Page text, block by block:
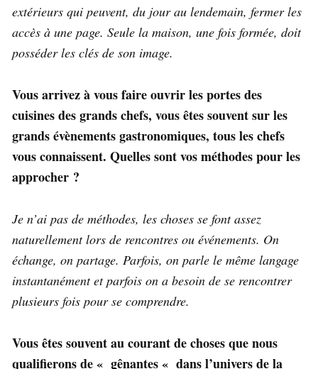
extérieurs qui peuvent, du jour au lendemain, fermer les
accès à une page. Seule la maison, une fois formée, doit
posséder les clés de son image.
Vous arrivez à vous faire ouvrir les portes des
cuisines des grands chefs, vous êtes souvent sur les
grands évènements gastronomiques, tous les chefs
vous connaissent. Quelles sont vos méthodes pour les
approcher ?
Je n’ai pas de méthodes, les choses se font assez
naturellement lors de rencontres ou événements. On
échange, on partage. Parfois, on parle le même langage
instantanément et parfois on a besoin de se rencontrer
plusieurs fois pour se comprendre.
Vous êtes souvent au courant de choses que nous
qualifierons de « gênantes « dans l’univers de la